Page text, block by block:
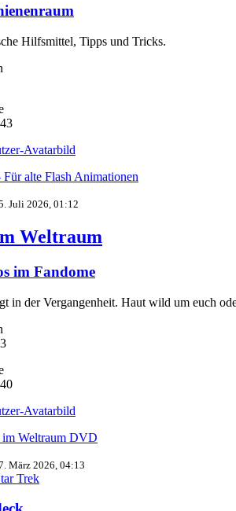
Hilfsmittel, Tipps und Tricks.
alte Flash Animationen
Juli 2026, 01:12
Weltraum
im Fandome
in der Vergangenheit. Haut wild um euch
im Weltraum DVD
März 2026, 04:13
Trek